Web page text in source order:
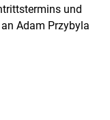
und
Adam Przybyla